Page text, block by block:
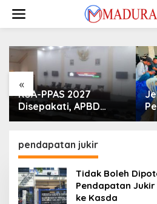
konten
«
KUA-PPAS 2027
Disepakati, APBD
Sampang Defisit Rp
pendapatan jukir
Tidak Boleh
Pendapatan
ke Kasda